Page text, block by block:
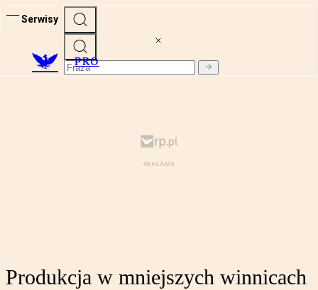
Serwisy
PRO
Produkcja w mniejszych winnicach